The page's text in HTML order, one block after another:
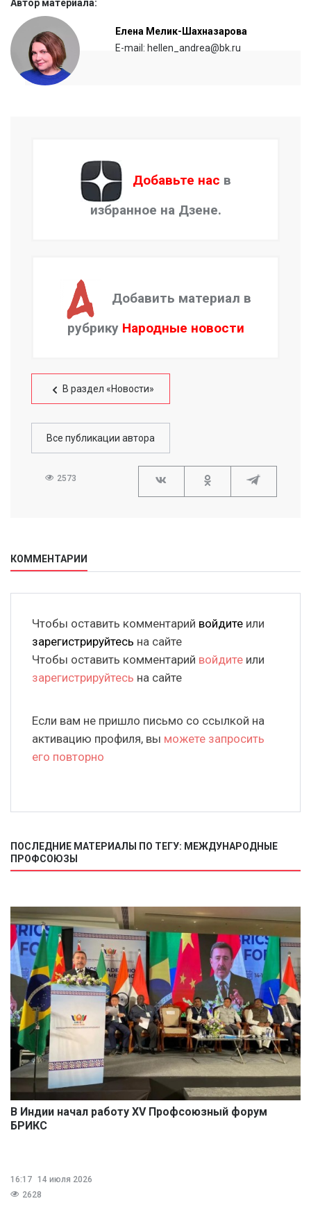
Автор материала:
Елена Мелик-Шахназарова
E-mail: hellen_andrea@bk.ru
Добавьте нас в
избранное на Дзене.
Добавить материал в
рубрику Народные новости
В раздел «Новости»
Все публикации автора
2573
КОММЕНТАРИИ
Чтобы оставить комментарий войдите или
зарегистрируйтесь на сайте
Чтобы оставить комментарий войдите или
зарегистрируйтесь на сайте
Если вам не пришло письмо со ссылкой на
активацию профиля, вы можете запросить
его повторно
ПОСЛЕДНИЕ МАТЕРИАЛЫ ПО ТЕГУ: МЕЖДУНАРОДНЫЕ
ПРОФСОЮЗЫ
В Индии начал работу XV Профсоюзный форум
БРИКС
16:17 14 июля 2026
2628